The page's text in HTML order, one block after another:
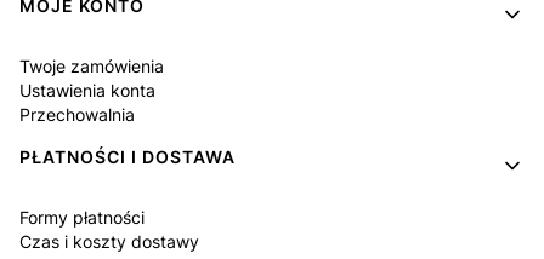
MOJE KONTO
Twoje zamówienia
Ustawienia konta
Przechowalnia
PŁATNOŚCI I DOSTAWA
Formy płatności
Czas i koszty dostawy